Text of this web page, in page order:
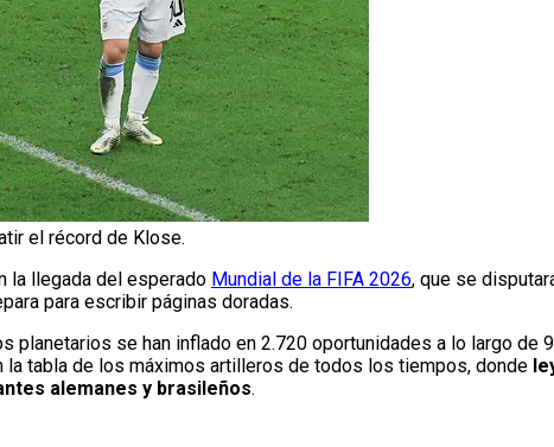
el récord de Klose.
la llegada del esperado Mundial de la FIFA 2026, que se
para escribir páginas doradas.
se han inflado en 2.720 oportunidades a lo largo de
la tabla de los máximos artilleros de todos los tiempos, donde
alemanes y brasileños.